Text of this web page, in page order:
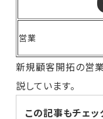
営業
新規顧客開拓の営
説しています。
この記事もチェッ